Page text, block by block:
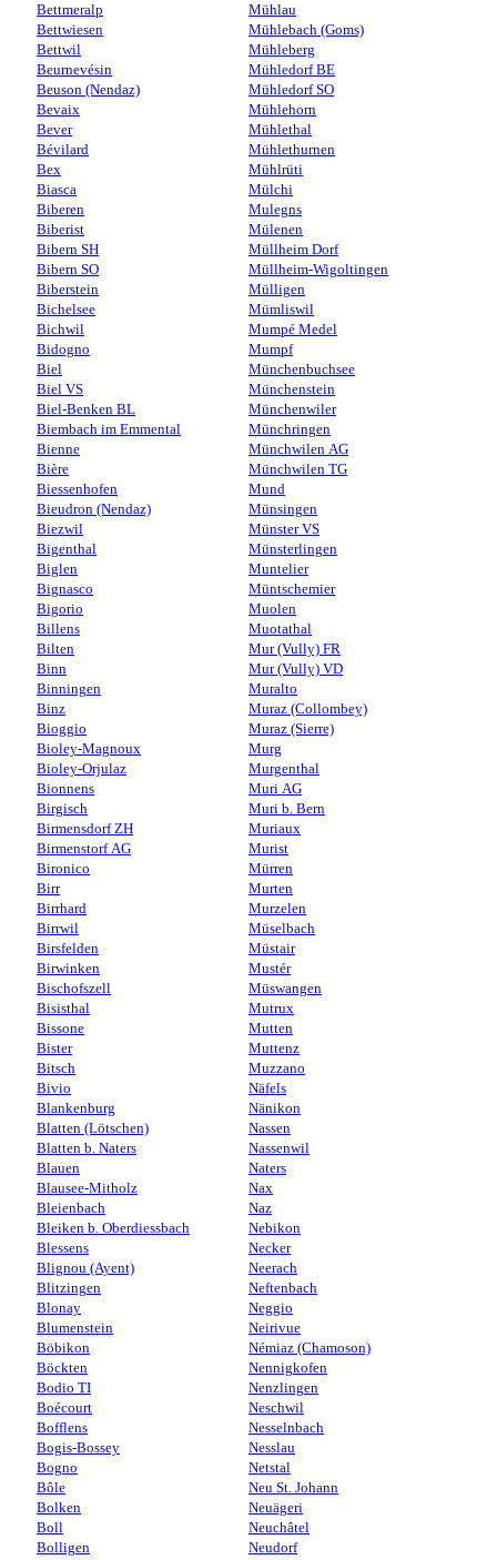
Bettmeralp
Bettwiesen
Bettwil
Beurnevésin
Beuson (Nendaz)
Bevaix
Bever
Bévilard
Bex
Biasca
Biberen
Biberist
Bibern SH
Bibern SO
Biberstein
Bichelsee
Bichwil
Bidogno
Biel
Biel VS
Biel-Benken BL
Biembach im Emmental
Bienne
Bière
Biessenhofen
Bieudron (Nendaz)
Biezwil
Bigenthal
Biglen
Bignasco
Bigorio
Billens
Bilten
Binn
Binningen
Binz
Bioggio
Bioley-Magnoux
Bioley-Orjulaz
Bionnens
Birgisch
Birmensdorf ZH
Birmenstorf AG
Bironico
Birr
Birrhard
Birrwil
Birsfelden
Birwinken
Bischofszell
Bisisthal
Bissone
Bister
Bitsch
Bivio
Blankenburg
Blatten (Lötschen)
Blatten b. Naters
Blauen
Blausee-Mitholz
Bleienbach
Bleiken b. Oberdiessbach
Blessens
Blignou (Ayent)
Blitzingen
Blonay
Blumenstein
Böbikon
Böckten
Bodio TI
Boécourt
Bofflens
Bogis-Bossey
Bogno
Bôle
Bolken
Boll
Bolligen
Mühlau
Mühlebach (Goms)
Mühleberg
Mühledorf BE
Mühledorf SO
Mühlehorn
Mühlethal
Mühlethurnen
Mühlrüti
Mülchi
Mulegns
Mülenen
Müllheim Dorf
Müllheim-Wigoltingen
Mülligen
Mümliswil
Mumpé Medel
Mumpf
Münchenbuchsee
Münchenstein
Münchenwiler
Münchringen
Münchwilen AG
Münchwilen TG
Mund
Münsingen
Münster VS
Münsterlingen
Muntelier
Müntschemier
Muolen
Muotathal
Mur (Vully) FR
Mur (Vully) VD
Muralto
Muraz (Collombey)
Muraz (Sierre)
Murg
Murgenthal
Muri AG
Muri b. Bern
Muriaux
Murist
Mürren
Murten
Murzelen
Müselbach
Müstair
Mustér
Müswangen
Mutrux
Mutten
Muttenz
Muzzano
Näfels
Nänikon
Nassen
Nassenwil
Naters
Nax
Naz
Nebikon
Necker
Neerach
Neftenbach
Neggio
Neirivue
Némiaz (Chamoson)
Nennigkofen
Nenzlingen
Neschwil
Nesselnbach
Nesslau
Netstal
Neu St. Johann
Neuägeri
Neuchâtel
Neudorf